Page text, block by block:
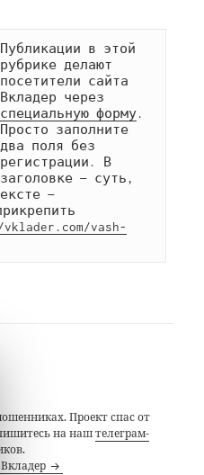
Публикации в этой
рубрике делают
посетители сайта
специальную форму.
Просто заполните
два поля без
регистрации. В
заголовке — суть,
—
vash-
Проект спас от
на наштелеграм-
Вкладер